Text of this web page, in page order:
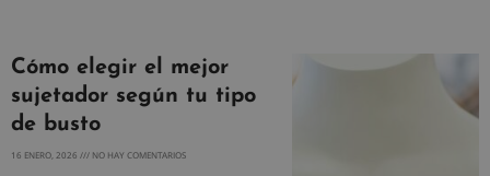
Cómo elegir el mejor
sujetador según tu tipo
de busto
16 ENERO, 2026 NO HAY COMENTARIOS